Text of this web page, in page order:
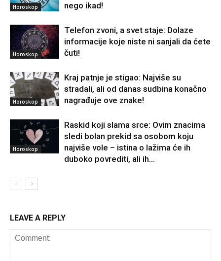
Horoskop
nego ikad!
Horoskop
Telefon zvoni, a svet staje: Dolaze
informacije koje niste ni sanjali da ćete
čuti!
Horoskop
Kraj patnje je stigao: Najviše su
stradali, ali od danas sudbina konačno
nagrađuje ove znake!
Horoskop
Raskid koji slama srce: Ovim znacima
sledi bolan prekid sa osobom koju
najviše vole – istina o lažima će ih
duboko povrediti, ali ih...
LEAVE A REPLY